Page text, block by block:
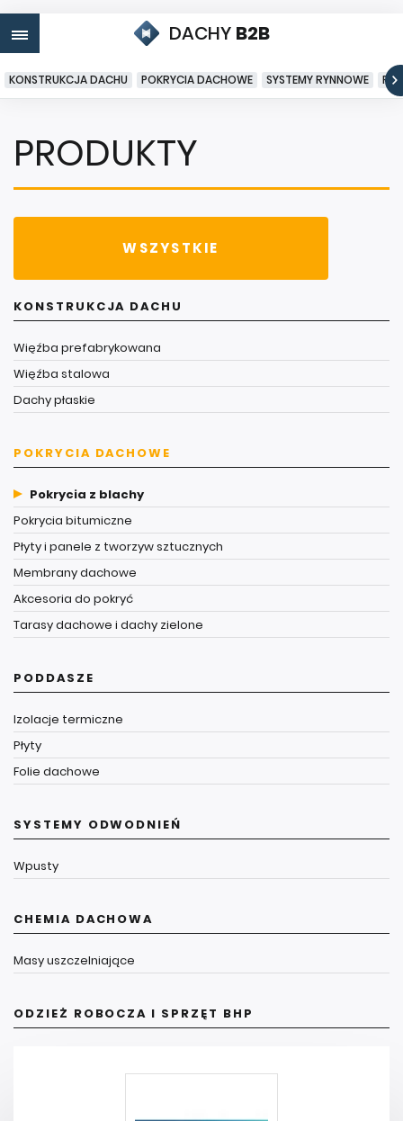
DACHY B2B
KONSTRUKCJA DACHU POKRYCIA DACHOWE SYSTEMY RYNNOWE
PRODUKTY
WSZYSTKIE
KONSTRUKCJA DACHU
Więźba prefabrykowana
Więźba stalowa
Dachy płaskie
POKRYCIA DACHOWE
Pokrycia z blachy
Pokrycia bitumiczne
Płyty i panele z tworzyw sztucznych
Membrany dachowe
Akcesoria do pokryć
Tarasy dachowe i dachy zielone
PODDASZE
Izolacje termiczne
Płyty
Folie dachowe
SYSTEMY ODWODNIEŃ
Wpusty
CHEMIA DACHOWA
Masy uszczelniające
ODZIEŻ ROBOCZA I SPRZĘT BHP